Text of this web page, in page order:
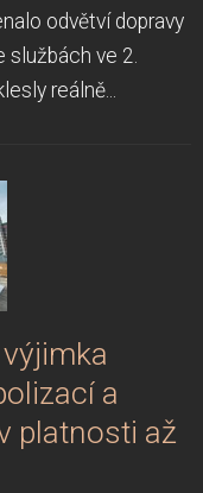
odvětví dopravy
ve 2.
reálně...
a
platnosti až